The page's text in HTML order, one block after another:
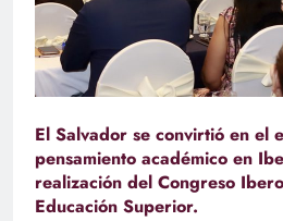
El Salvador se convirtió en el
pensamiento académico en
realización del Congreso
Educación Superior.